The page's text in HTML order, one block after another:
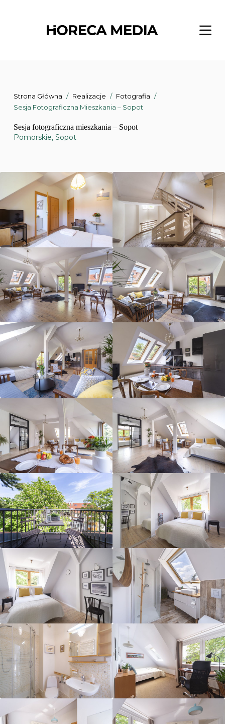
Strona Główna / Realizacje / Fotografia /
Sesja Fotograficzna Mieszkania – Sopot
Sesja fotograficzna mieszkania – Sopot
Pomorskie, Sopot